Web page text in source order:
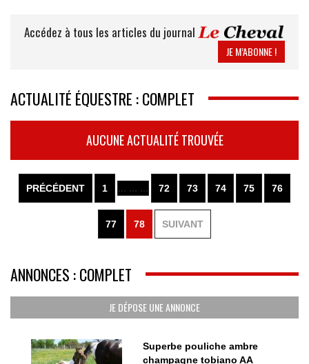
Accédez à tous les articles du journal
JE M’ABONNE !
ACTUALITÉ ÉQUESTRE : COMPLET
AUCUNE ACTUALITÉ TROUVÉE
PRÉCÉDENT 1 ... ... ... 72 73 74 75 76
77 78 SUIVANT
ANNONCES : COMPLET
JE DÉPOSE UNE ANNONCE
Superbe pouliche ambre
champagne tobiano AA